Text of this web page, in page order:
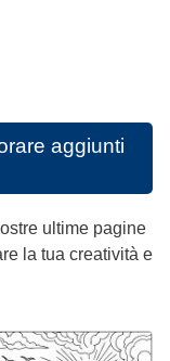
aggiunti
ultime pagine
la tua creatività e